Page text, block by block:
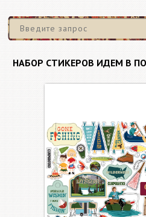
НАБОР СТИКЕРОВ ИДЕМ В